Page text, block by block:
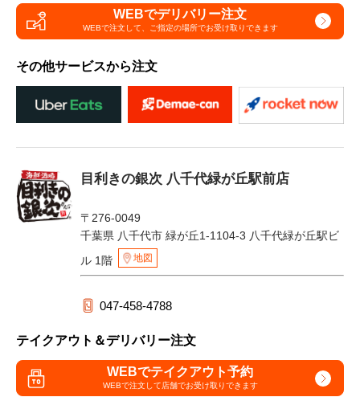
WEBでデリバリー注文
WEBで注文して、 ご指定の場所でお受け取りできます
その他サービスから注文
目利きの銀次 八千代緑が丘駅前店
〒276-0049
千葉県 八千代市 緑が丘1-1104-3 八千代緑が丘駅ビ
ル 1階
地図
047-458-4788
テイクアウト＆デリバリー注文
WEBでテイクアウト予約
WEBで注文して店舗でお受け取りできます